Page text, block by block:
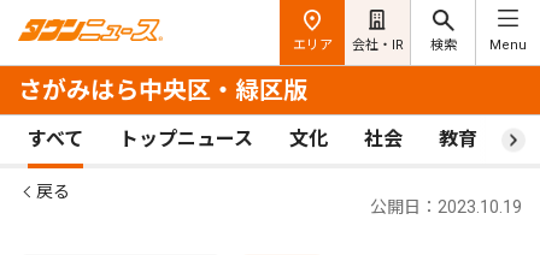
エリア 会社・IR 検索 Menu
さがみはら中央区・緑区版
すべて トップニュース 文化 社会 教育 ス
戻る
公開日：2023.10.19